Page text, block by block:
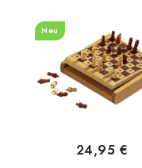
Neu
24,95 €